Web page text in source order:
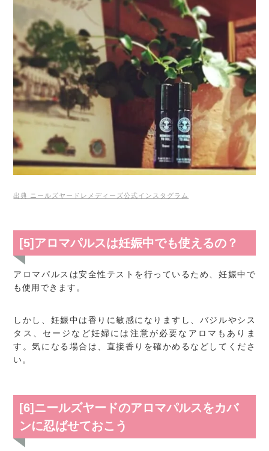
出典 ニールズヤードレメディーズ公式インスタグラム
[5]アロマパルスは妊娠中でも使えるの？
アロマパルスは安全性テストを行っているため、妊娠中で
も使用できます。
しかし、妊娠中は香りに敏感になりますし、バジルやシス
タス、セージなど妊婦には注意が必要なアロマもありま
す。気になる場合は、直接香りを確かめるなどしてくださ
い。
[6]ニールズヤードのアロマパルスをカバ
ンに忍ばせておこう